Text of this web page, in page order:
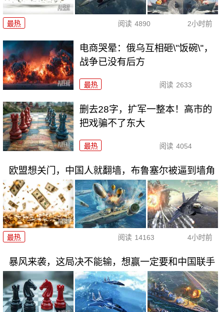
最热 阅读 4890 2小时前
电商哭晕：俄乌互相砸\"饭碗\"，
战争已没有后方
最热 阅读 2633
删去28字，扩军一整本！高市的
把戏骗不了东大
最热 阅读 4054
欧盟想关门，中国人就翻墙，布鲁塞尔被逼到墙角
最热 阅读 14163 4小时前
暴风来袭，这局决不能输，想赢一定要和中国联手